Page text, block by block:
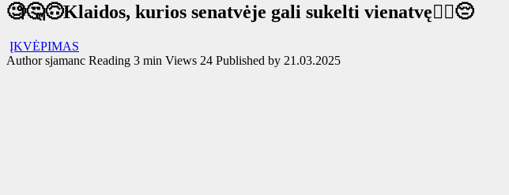
🧐🤔🙃Klaidos, kurios senatvėje gali sukelti vienatvę🤦‍♀️😔
ĮKVĖPIMAS
Author sjamanc Reading 3 min Views 24 Published by 21.03.2025